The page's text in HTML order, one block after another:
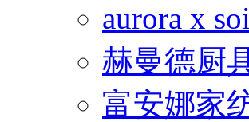
aurora x
赫曼德厨
富安娜家